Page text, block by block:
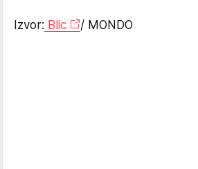
Izvor: Blic / MONDO